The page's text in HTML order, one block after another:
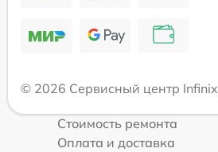
© 2026 Сервисный центр Infinix
Стоимость ремонта
Оплата и доставка